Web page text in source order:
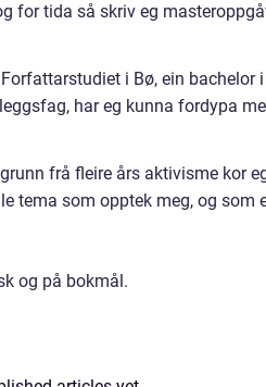
for tida så skriv eg
i Bø, ein
har eg kunna fordypa
frå fleire års aktivisme kor
tema som opptek meg, og som
og på bokmål.